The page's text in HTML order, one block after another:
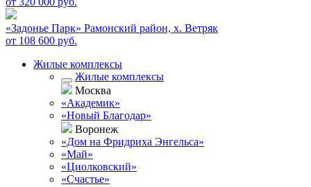
«Задонье Парк» Рамонский район, х. Ветряк
от 108 600 руб.
Жилые комплексы
Жилые комплексы
Москва
«Академик»
«Новый Благодар»
Воронеж
«Дом на Фридриха Энгельса»
«Май»
«Циолковский»
«Счастье»